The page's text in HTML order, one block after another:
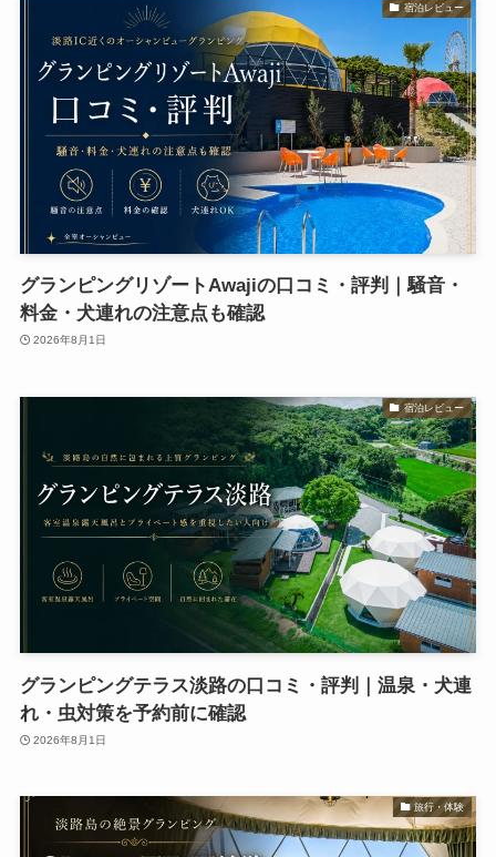
宿泊レビュー
グランピングリゾートAwajiの口コミ・評判｜騒音・
料金・犬連れの注意点も確認
2026年8月1日
宿泊レビュー
グランピングテラス淡路の口コミ・評判｜温泉・犬連
れ・虫対策を予約前に確認
2026年8月1日
旅行・体験